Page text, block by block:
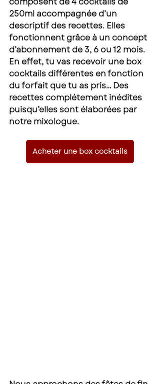
250ml accompagnée d’un
descriptif des recettes. Elles
fonctionnent grâce à un concept
d’abonnement de 3, 6 ou 12 mois.
En effet, tu vas recevoir une box
cocktails différentes en fonction
du forfait que tu as pris… Des
recettes complétement inédites
puisqu’elles sont élaborées par
notre mixologue.
Acheter une box cocktails